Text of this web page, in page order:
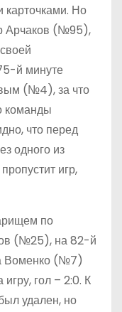
Но
Арчаков (№95),
й минуте
(№4), за что
команды
что перед
одного из
игр,
по
(№25), на 82-й
Воменко (№7)
гол – 2:0. К
удален, но